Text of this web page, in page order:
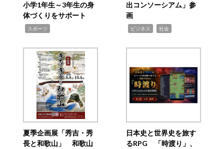
小学1年生～3年生の身
体づくりをサポート
スポーツ
出コンソーシアム」参
画
ビジネス 社会
夏季企画展「秀吉・秀
長と和歌山」 和歌山
日本史と世界史を旅す
るRPG 「時渡り」、